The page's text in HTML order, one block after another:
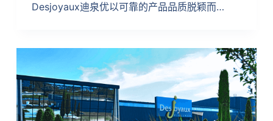
Desjoyaux迪泉优以可靠的产品品质脱颖而…